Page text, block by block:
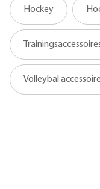
Hockey
Volleybal